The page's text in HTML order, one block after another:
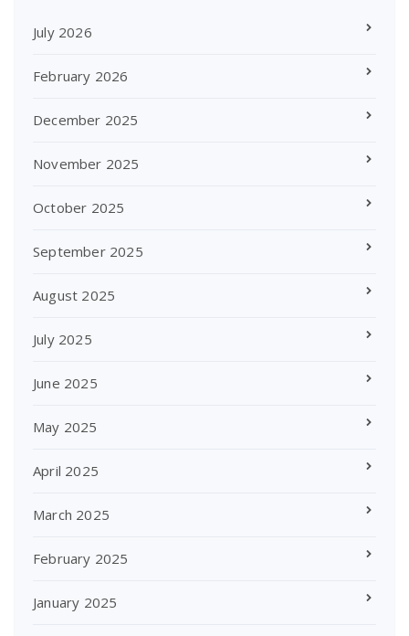
July 2026
February 2026
December 2025
November 2025
October 2025
September 2025
August 2025
July 2025
June 2025
May 2025
April 2025
March 2025
February 2025
January 2025